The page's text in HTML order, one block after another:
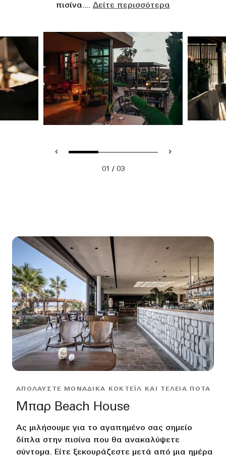
πισίνα.... Δείτε περισσότερα
01 / 03
ΑΠΟΛΑΎΣΤΕ ΜΟΝΑΔΙΚΆ ΚΟΚΤΈΙΛ ΚΑΙ ΤΈΛΕΙΑ ΠΟΤΆ
Μπαρ Beach House
Ας μιλήσουμε για το αγαπημένο σας σημείο
δίπλα στην πισίνα που θα ανακαλύψετε
σύντομα. Είτε ξεκουράζεστε μετά από μια ημέρα